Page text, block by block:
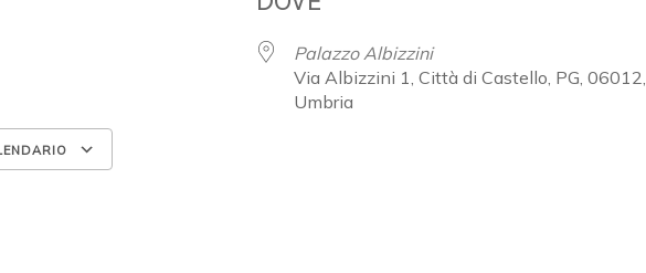
Palazzo Albizzini
Via Albizzini 1, Città di Castello, PG, 06012,
Umbria